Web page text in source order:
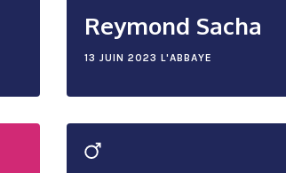
Reymond Sacha
13 JUIN 2023 L'ABBAYE